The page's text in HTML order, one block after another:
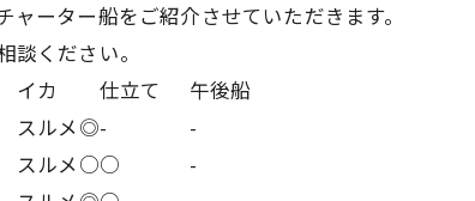
ーター船をご紹介させていただきます。
談ください。
イカ 仕立て
午後船
スルメ◎-
-
スルメ○○
-